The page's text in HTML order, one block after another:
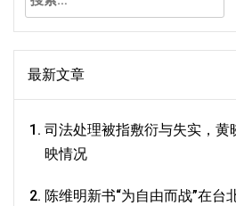
索：
最新文章
司法处理被指敷衍与失实，黄
映情况
陈维明新书“为自由而战”在台